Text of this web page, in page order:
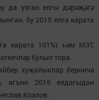
да узган елгы дәрәҗәгә
бу 2015 елга карата
карата 101%) һәм МЭТ,
булып тора.
хуҗалыклар берничә
ягъни 2015 елдагыдан
Козлов.